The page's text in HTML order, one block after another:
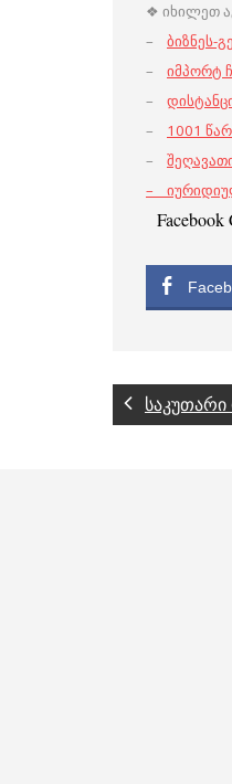
❖ იხილეთ
– ბიზნეს-
– იმპორტ
–
– 1001
–
–
Facebook
საკუთარი